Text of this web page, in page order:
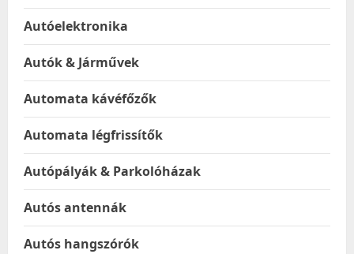
Autóelektronika
Autók & Járművek
Automata kávéfőzők
Automata légfrissítők
Autópályák & Parkolóházak
Autós antennák
Autós hangszórók